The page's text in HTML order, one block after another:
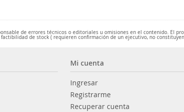
de errores técnicos o editoriales u omisiones en el contenido. El
de stock ( requieren confirmación de un ejecutivo, no
Mi cuenta
Ingresar
Registrarme
Recuperar cuenta